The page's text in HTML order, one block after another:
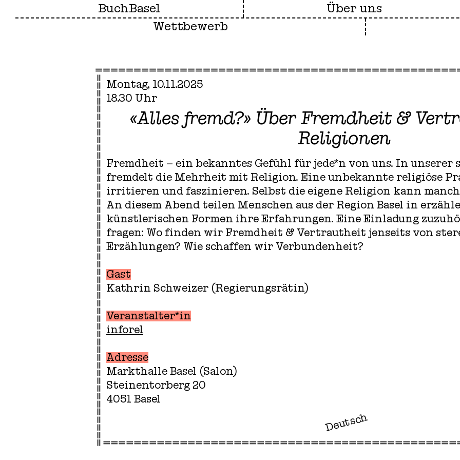
BuchBasel Über uns
Wettbewerb
Montag, 10.11.2025
18.30 Uhr
free
«Alles fremd?» Über Fremdheit &
Religionen
Fremdheit – ein bekanntes Gefühl für jede*n von uns. In unserer
fremdelt die Mehrheit mit Religion. Eine unbekannte religiöse
irritieren und faszinieren. Selbst die eigene Religion kann
An diesem Abend teilen Menschen aus der Region Basel in
künstlerischen Formen ihre Erfahrungen. Eine Einladung
fragen: Wo finden wir Fremdheit & Vertrautheit jenseits von
Erzählungen? Wie schaffen wir Verbundenheit?
Gast
Kathrin Schweizer (Regierungsrätin)
Veranstalter*in
inforel
Adresse
Markthalle Basel (Salon)
Steinentorberg 20
4051 Basel
Deutsch